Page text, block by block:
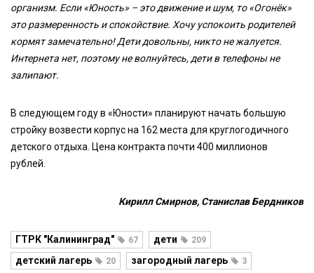
организм. Если «Юность» – это движение и шум, то «Огонёк»
это размеренность и спокойствие. Хочу успокоить родителей
кормят замечательно! Дети довольны, никто не жалуется.
Интернета нет, поэтому не волнуйтесь, дети в телефоны не
залипают.
В следующем году в «Юности» планируют начать большую
стройку возвести корпус на 162 места для круглогодичного
детского отдыха. Цена контракта почти 400 миллионов
рублей.
Кирилл Смирнов, Станислав Бердников
ГТРК "Калининград" 67 дети 209
детский лагерь 20 загородный лагерь 3